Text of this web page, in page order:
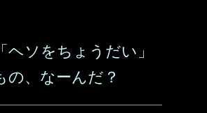
ヘソをちょうだい」
の、なーんだ？